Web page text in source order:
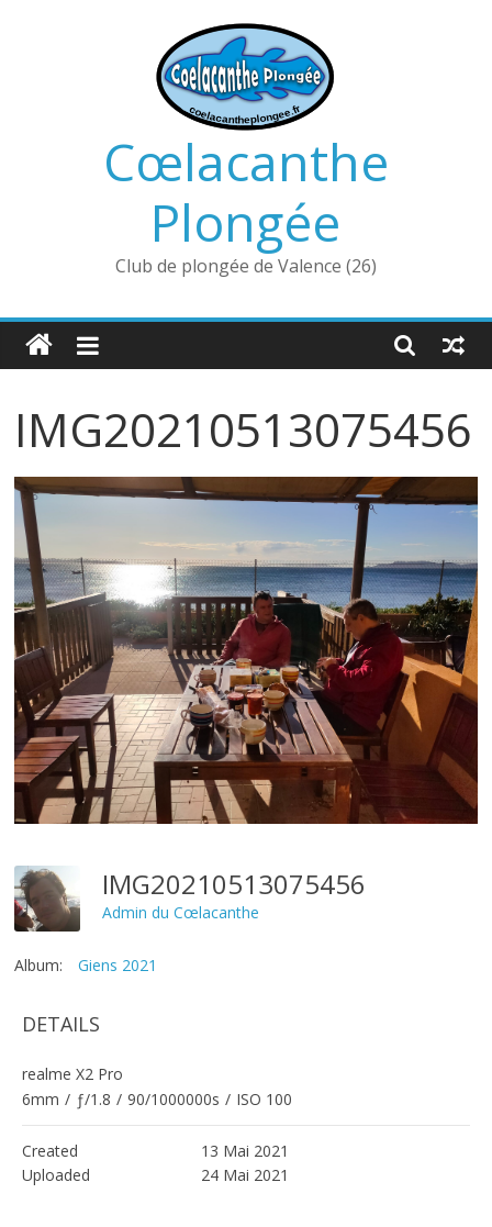
Cœlacanthe
Plongée
Club de plongée de Valence (26)
IMG20210513075456
IMG20210513075456
Admin du Cœlacanthe
Album: Giens 2021
DETAILS
realme X2 Pro
6mm / ƒ/1.8 / 90/1000000s / ISO 100
Created
13 Mai 2021
Uploaded
24 Mai 2021